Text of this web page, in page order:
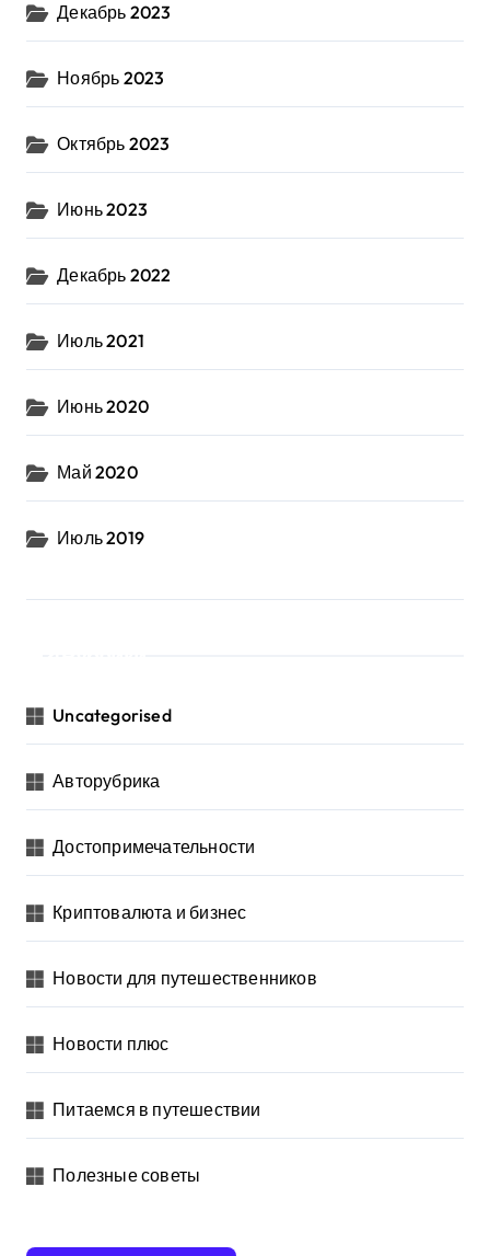
Декабрь 2023
Ноябрь 2023
Октябрь 2023
Июнь 2023
Декабрь 2022
Июль 2021
Июнь 2020
Май 2020
Июль 2019
Uncategorised
Авторубрика
Достопримечательности
Криптовалюта и бизнес
Новости для путешественников
Новости плюс
Питаемся в путешествии
Полезные советы